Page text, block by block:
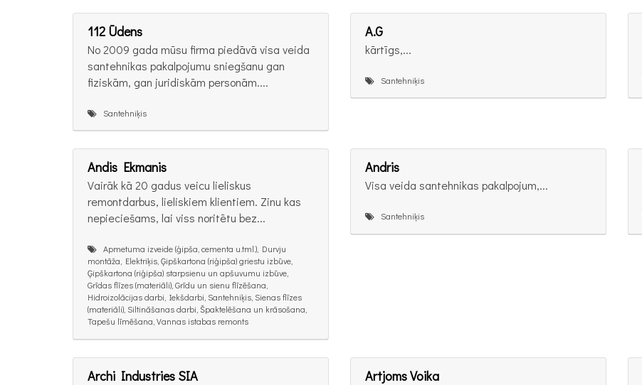
112 Ūdens
No 2009 gada mūsu firma piedāvā visa veida
santehnikas pakalpojumu sniegšanu gan
fiziskām, gan juridiskām personām....
Santehniķis
A.G
kārtīgs,...
Santehniķis
Andis Ekmanis
Vairāk kā 20 gadus veicu lieliskus
remontdarbus, lieliskiem klientiem. Zinu kas
nepieciešams, lai viss noritētu bez...
Apmetuma izveide (ģipša, cementa u.tml.), Durvju
montāža, Elektriķis, Ģipškartona (riģipša) griestu izbūve,
Ģipškartona (riģipša) starpsienu un apšuvumu izbūve,
Grīdas flīzes (materiāli), Grīdu un sienu flīzēšana,
Hidroizolācijas darbi, Iekšdarbi, Santehniķis, Sienas flīzes
(materiāli), Siltināšanas darbi, Špaktelēšana un krāsošana,
Tapešu līmēšana, Vannas istabas remonts
Andris
Visa veida santehnikas pakalpojum,...
Santehniķis
Archi Industries SIA Artjoms Voika